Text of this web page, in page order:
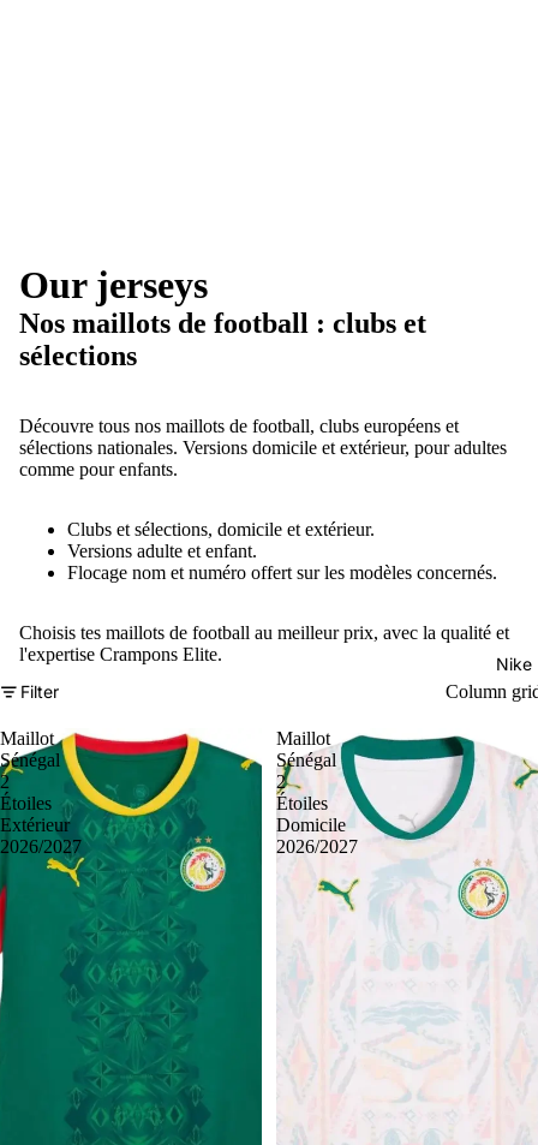
Nike
Our jerseys
Nos maillots de football : clubs et
sélections
Découvre tous nos maillots de football, clubs européens et
sélections nationales. Versions domicile et extérieur, pour adultes
comme pour enfants.
Clubs et sélections, domicile et extérieur.
Versions adulte et enfant.
Flocage nom et numéro offert sur les modèles concernés.
Choisis tes maillots de football au meilleur prix, avec la qualité et
l'expertise Crampons Elite.
Filter
Column
Maillot
Sénégal
2
Étoiles
Extérieur
2026/2027
Maillot
Sénégal
2
Étoiles
Domicile
2026/2027